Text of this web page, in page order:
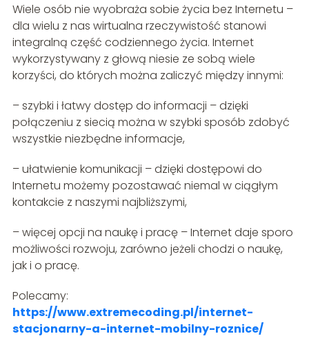
Wiele osób nie wyobraża sobie życia bez Internetu –
dla wielu z nas wirtualna rzeczywistość stanowi
integralną część codziennego życia. Internet
wykorzystywany z głową niesie ze sobą wiele
korzyści, do których można zaliczyć między innymi:
– szybki i łatwy dostęp do informacji – dzięki
połączeniu z siecią można w szybki sposób zdobyć
wszystkie niezbędne informacje,
– ułatwienie komunikacji – dzięki dostępowi do
Internetu możemy pozostawać niemal w ciągłym
kontakcie z naszymi najbliższymi,
– więcej opcji na naukę i pracę – Internet daje sporo
możliwości rozwoju, zarówno jeżeli chodzi o naukę,
jak i o pracę.
Polecamy:
https://www.extremecoding.pl/internet-
stacjonarny-a-internet-mobilny-roznice/